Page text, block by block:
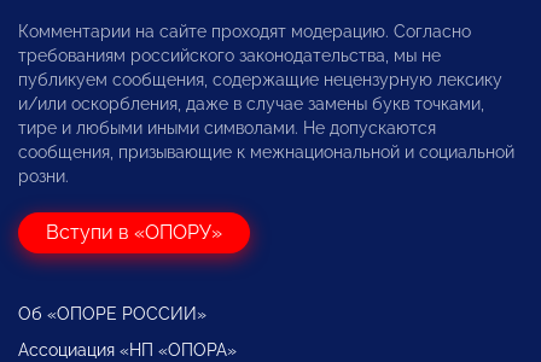
Комментарии на сайте проходят модерацию. Согласно
требованиям российского законодательства, мы не
публикуем сообщения, содержащие нецензурную лексику
и/или оскорбления, даже в случае замены букв точками,
тире и любыми иными символами. Не допускаются
сообщения, призывающие к межнациональной и социальной
розни.
Вступи в «ОПОРУ»
Об «ОПОРЕ РОССИИ»
Ассоциация «НП «ОПОРА»